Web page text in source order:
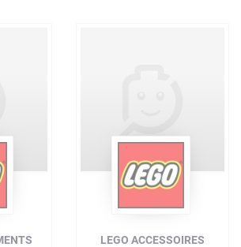
LEGO ACCESSOIRES